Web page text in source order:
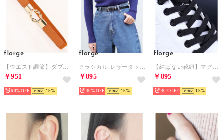
florge
￥951
60% 15
florge
￥895
30% 15
florge
￥895
30% 15